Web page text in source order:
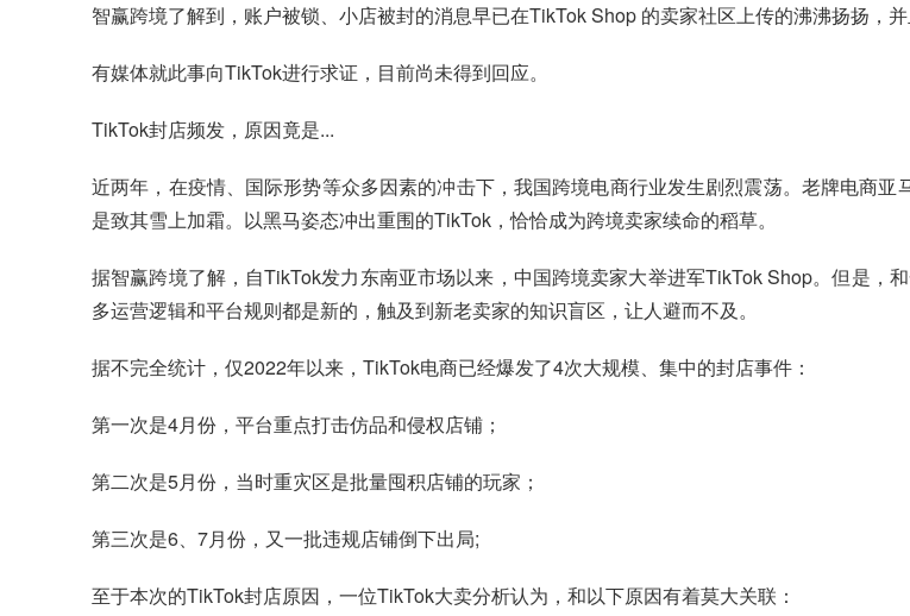
智赢跨境了解到，账户被锁、小店被封的消息早已在TikTok Shop 的卖家社区上传的沸沸扬扬，
有媒体就此事向TikTok进行求证，目前尚未得到回应。
TikTok封店频发，原因竟是...
近两年，在疫情、国际形势等众多因素的冲击下，我国跨境电商行业发生剧烈震荡。老牌电商
是致其雪上加霜。以黑马姿态冲出重围的TikTok，恰恰成为跨境卖家续命的稻草。
据智赢跨境了解，自TikTok发力东南亚市场以来，中国跨境卖家大举进军TikTok Shop。但是，
多运营逻辑和平台规则都是新的，触及到新老卖家的知识盲区，让人避而不及。
据不完全统计，仅2022年以来，TikTok电商已经爆发了4次大规模、集中的封店事件：
第一次是4月份，平台重点打击仿品和侵权店铺；
第二次是5月份，当时重灾区是批量囤积店铺的玩家；
第三次是6、7月份，又一批违规店铺倒下出局;
至于本次的TikTok封店原因，一位TikTok大卖分析认为，和以下原因有着莫大关联：